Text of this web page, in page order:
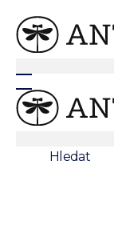
Hledat
Anthonys /
Černošedá